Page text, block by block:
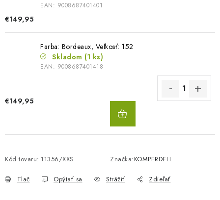
EAN: 9008687401401
€149,95
Farba: Bordeaux, Veľkosť: 152
Skladom (1 ks)
EAN: 9008687401418
€149,95
Kód tovaru: 11356/XXS Značka:KOMPERDELL
Tlač Opýtať sa Strážiť Zdieľať